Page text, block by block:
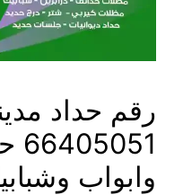
رقم حداد
وابواب